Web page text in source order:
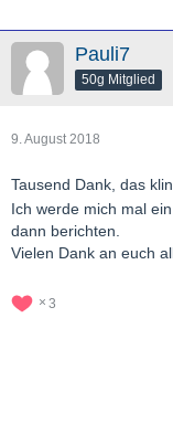
Pauli7
50g Mitglied
9. August 2018
Tausend Dank, das
Ich werde mich mal
dann berichten.
Vielen Dank an euch
3